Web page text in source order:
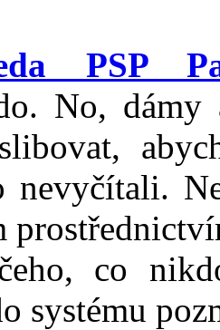
PSP
No,
nevyčítali.
co
systému